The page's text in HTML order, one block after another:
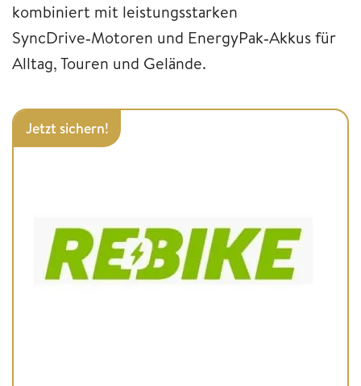
kombiniert mit leistungsstarken
SyncDrive‑Motoren und EnergyPak‑Akkus für
Alltag, Touren und Gelände.
Jetzt sichern!